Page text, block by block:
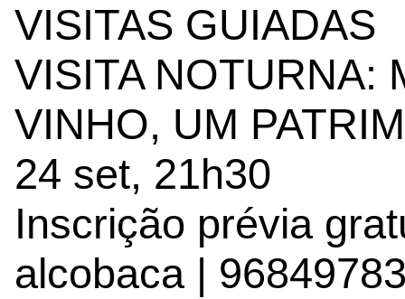
VISITAS GUIADAS
VISITA NOTURNA:
VINHO, UM
24 set, 21h30
Inscrição prévia
alcobaca |